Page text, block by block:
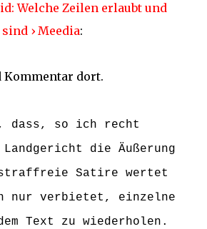
Welche Zeilen erlaubt und
› Meedia:
Kommentar dort.
dass, so ich recht
die Äußerung
Satire wertet
nur verbietet, einzelne
Text zu wiederholen.